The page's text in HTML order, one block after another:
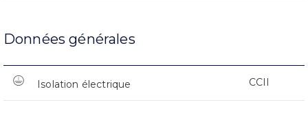
Données générales
Isolation électrique CCII